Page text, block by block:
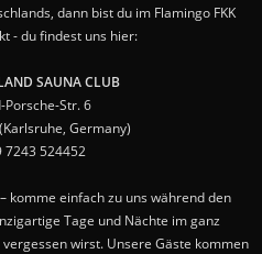
dann bist du im Flamingo FKK
- du findest uns hier:
SAUNA CLUB
Porsche-Str. 6
Germany)
7243 524452
komme einfach zu uns während den
Tage und Nächte im ganz
wirst. Unsere Gäste kommen